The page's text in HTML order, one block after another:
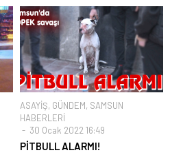
ASAYİŞ, GÜNDEM, SAMSUN
HABERLERİ
30 Ocak 2022 16:49
PİTBULL ALARMI!